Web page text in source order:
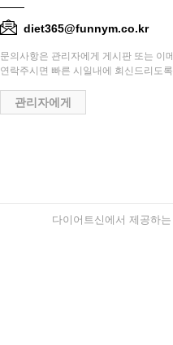
diet365@funnym.co.kr
문의사항은 관리자에게 게시판 또는 이
연락주시면 빠른 시일내에 회신드리도
관리자에게
다이어트신에서 제공하